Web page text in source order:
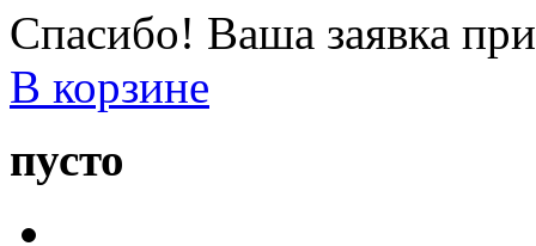
Спасибо! Ваша заявка
В корзине
пусто